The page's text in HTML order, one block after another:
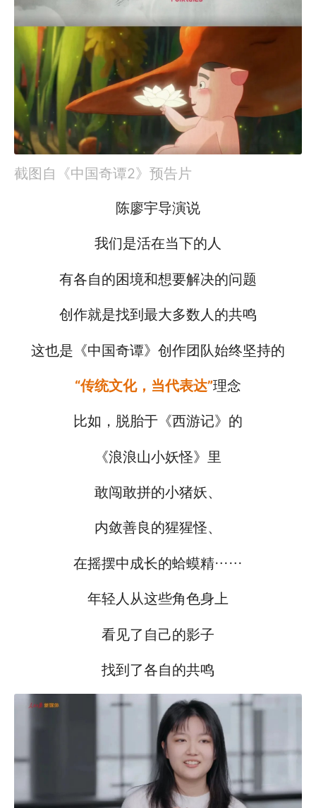
截图自《中国奇谭2》预告片
陈廖宇导演说
我们是活在当下的人
有各自的困境和想要解决的问题
创作就是找到最大多数人的共鸣
这也是《中国奇谭》创作团队始终坚持的
“传统文化，当代表达”理念
比如，脱胎于《西游记》的
《浪浪山小妖怪》里
敢闯敢拼的小猪妖、
内敛善良的猩猩怪、
在摇摆中成长的蛤蟆精……
年轻人从这些角色身上
看见了自己的影子
找到了各自的共鸣